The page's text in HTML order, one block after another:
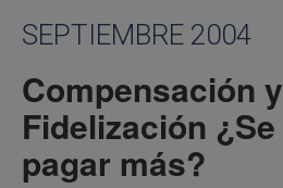
SEPTIEMBRE 2004
Compensación y
Fidelización
pagar más?